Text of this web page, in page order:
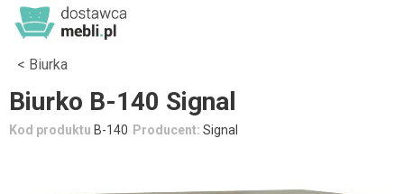
Biurka
Biurko B-140 Signal
Kod produktu B-140 Producent: Signal